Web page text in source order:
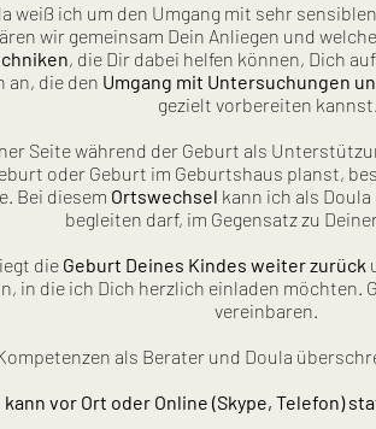
weiß ich um den Umgang mit sehr
wir gemeinsam Dein Anliegen und
, die Dir dabei helfen können, Dich
an, die den Umgang mit Untersuchungen
gezielt vorbereiten kannst.
Seite während der Geburt als
oder Geburt im Geburtshaus planst,
Bei diesem Ortswechsel kann ich als
begleiten darf, im Gegensatz zu
die Geburt Deines Kindes weiter zurück
in die ich Dich herzlich einladen möchten.
vereinbaren.
als Berater und Doula
vor Ort oder Online (Skype, Telefon)